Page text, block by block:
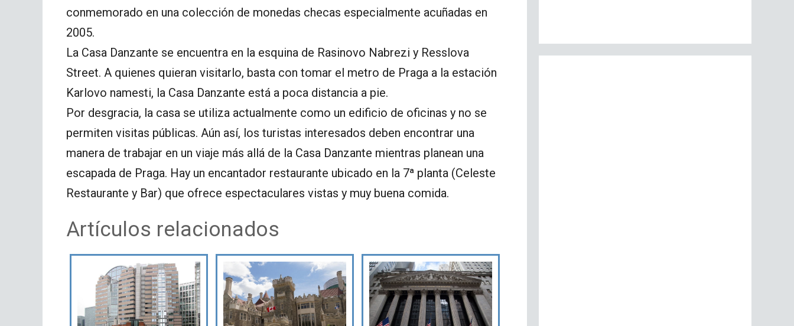
conmemorado en una colección de monedas checas especialmente acuñadas en
2005.
La Casa Danzante se encuentra en la esquina de Rasinovo Nabrezi y Resslova
Street. A quienes quieran visitarlo, basta con tomar el metro de Praga a la estación
Karlovo namesti, la Casa Danzante está a poca distancia a pie.
Por desgracia, la casa se utiliza actualmente como un edificio de oficinas y no se
permiten visitas públicas. Aún así, los turistas interesados deben encontrar una
manera de trabajar en un viaje más allá de la Casa Danzante mientras planean una
escapada de Praga. Hay un encantador restaurante ubicado en la 7ª planta (Celeste
Restaurante y Bar) que ofrece espectaculares vistas y muy buena comida.
Artículos relacionados